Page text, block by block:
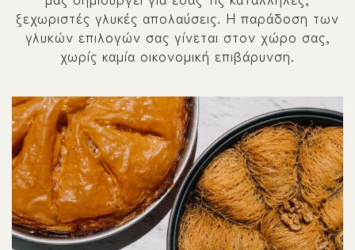
ξεχωριστές γλυκές απολαύσεις. Η παράδοση των
γλυκών επιλογών σας γίνεται στον χώρο σας,
χωρίς καμία οικονομική επιβάρυνση.